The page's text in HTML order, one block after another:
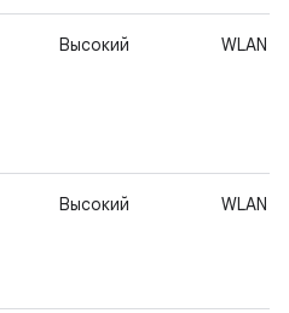
Высокий WLAN
Высокий WLAN